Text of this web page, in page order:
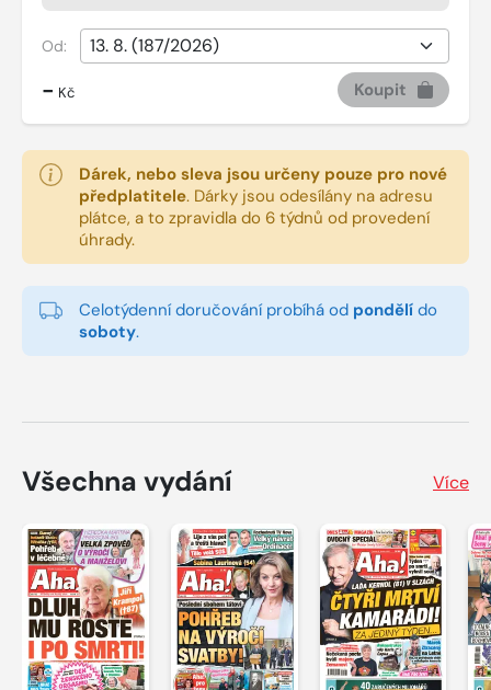
Od:
- Kč Koupit
Dárek, nebo sleva jsou určeny pouze pro nové
předplatitele. Dárky jsou odesílány na adresu
plátce, a to zpravidla do 6 týdnů od provedení
úhrady.
Celotýdenní doručování probíhá od pondělí do
soboty.
Všechna vydání Více